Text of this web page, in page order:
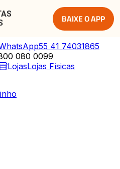
BAIXE O APP
55 41 74031865
080 0099
LojasLojas Físicas